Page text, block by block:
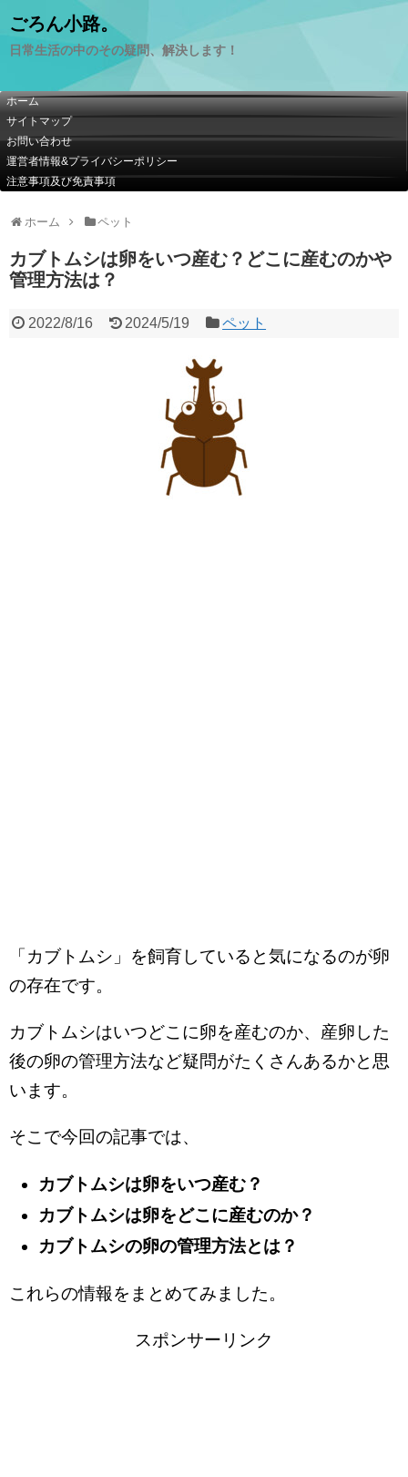
ごろん小路。
日常生活の中のその疑問、解決します！
ホーム
サイトマップ
お問い合わせ
運営者情報&プライバシーポリシー
注意事項及び免責事項
ホーム ペット
カブトムシは卵をいつ産む？どこに産むのかや
管理方法は？
2022/8/16 2024/5/19 ペット
「カブトムシ」を飼育していると気になるのが卵
の存在です。
カブトムシはいつどこに卵を産むのか、産卵した
後の卵の管理方法など疑問がたくさんあるかと思
います。
そこで今回の記事では、
カブトムシは卵をいつ産む？
カブトムシは卵をどこに産むのか？
カブトムシの卵の管理方法とは？
これらの情報をまとめてみました。
スポンサーリンク